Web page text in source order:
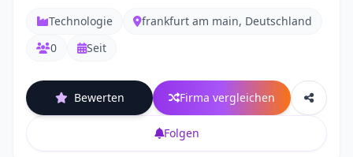
Technologie
frankfurt am main, Deutschland
0
Seit
Bewerten Firma vergleichen
Folgen